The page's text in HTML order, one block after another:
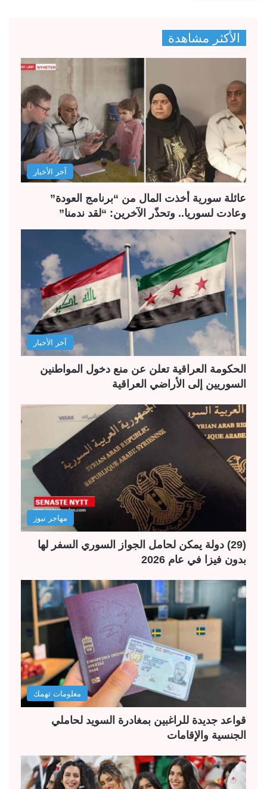
الأكثر مشاهدة
آخر الأخبار
عائلة سورية أخذت المال من “برنامج العودة”
وعادت لسوريا.. وتحذّر الآخرين: “لقد ندمنا”
آخر الأخبار
الحكومة العراقية تعلن عن منع دخول المواطنين
السوريين إلى الأراضي العراقية
مهاجر نيوز
(29) دولة يمكن لحامل الجواز السوري السفر لها
بدون فيزا في عام 2026
معلومات تهمك
قواعد جديدة للراغبين بمغادرة السويد لحاملي
الجنسية والإقامات